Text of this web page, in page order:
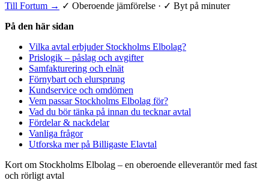
Till Fortum → ✓ Oberoende jämförelse · ✓ Byt på minuter
På den här sidan
Vilka avtal erbjuder Stockholms Elbolag?
Prislogik – påslag och avgifter
Samfakturering och elnät
Förnybart och elursprung
Kundservice och omdömen
Vem passar Stockholms Elbolag för?
Vad du bör tänka på innan du tecknar avtal
Fördelar & nackdelar
Vanliga frågor
Utforska mer på Billigaste Elavtal
Kort om Stockholms Elbolag – en oberoende elleverantör med fast
och rörligt avtal